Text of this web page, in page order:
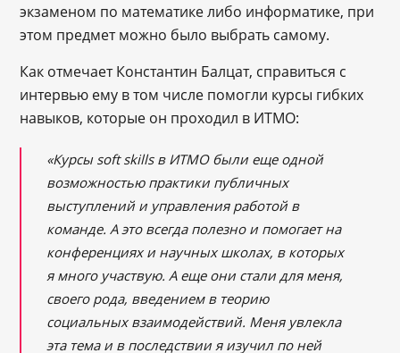
экзаменом по математике либо информатике, при
этом предмет можно было выбрать самому.
Как отмечает Константин Балцат, справиться с
интервью ему в том числе помогли курсы гибких
навыков, которые он проходил в ИТМО:
«Курсы soft skills в ИТМО были еще одной
возможностью практики публичных
выступлений и управления работой в
команде. А это всегда полезно и помогает на
конференциях и научных школах, в которых
я много участвую. А еще они стали для меня,
своего рода, введением в теорию
социальных взаимодействий. Меня увлекла
эта тема и в последствии я изучил по ней